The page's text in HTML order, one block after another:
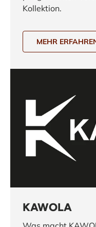
Kollektion.
MEHR
KAWOLA